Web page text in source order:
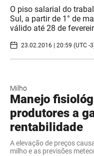
O piso salarial do
Sul, a partir de 1° de
válido até 28 de
23.02.2016 | 20:59 (UTC -
Milho
Manejo
produtores a
rentabilidade
A elevação de preços
milho e as previsões